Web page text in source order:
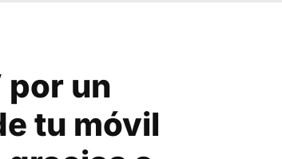
por un
tu móvil